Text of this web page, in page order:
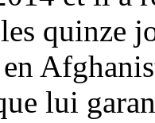
quinze
lui